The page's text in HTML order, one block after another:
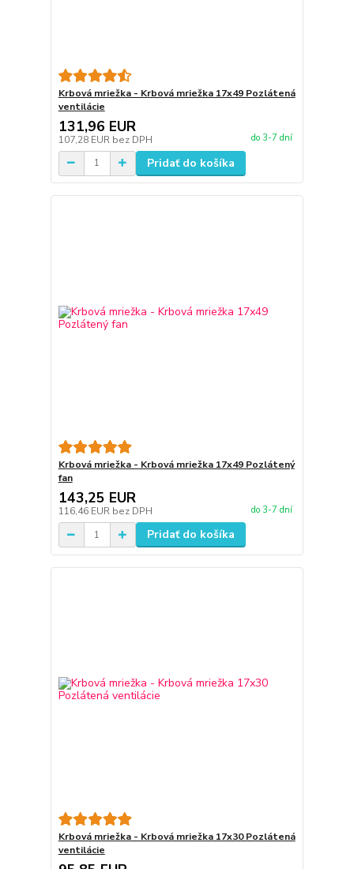
Krbová mriežka - Krbová mriežka 17x49 Pozlátená
ventilácie
131,96 EUR
107,28 EUR bez DPH do 3-7 dní
Pridať do košíka
Krbová mriežka - Krbová mriežka 17x49 Pozlátený
fan
143,25 EUR
116,46 EUR bez DPH do 3-7 dní
Pridať do košíka
Krbová mriežka - Krbová mriežka 17x30 Pozlátená
ventilácie